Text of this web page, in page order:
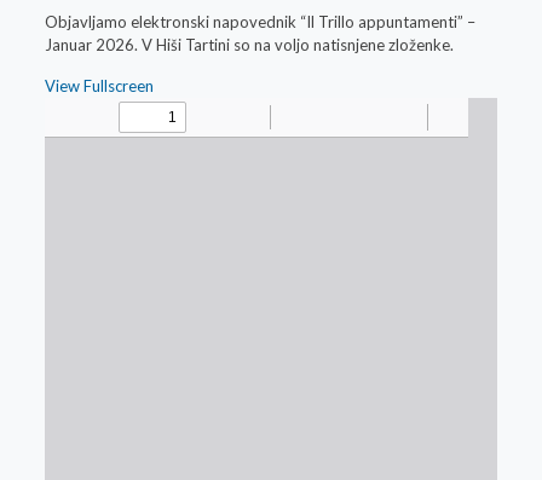
Objavljamo elektronski napovednik “Il Trillo appuntamenti” –
Januar 2026. V Hiši Tartini so na voljo natisnjene zloženke.
View Fullscreen